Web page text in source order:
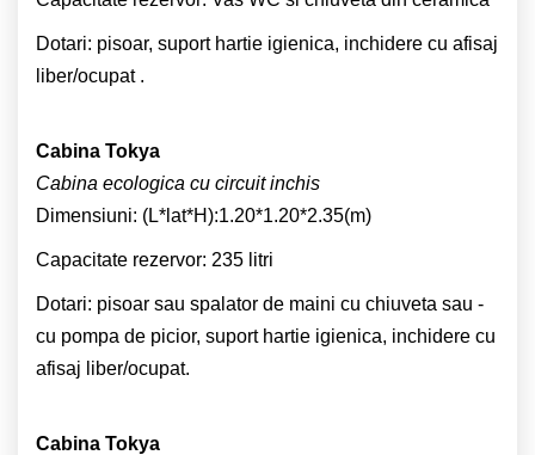
Dotari: pisoar, suport hartie igienica, inchidere cu afisaj
liber/ocupat .
Cabina Tokya
Cabina ecologica cu circuit inchis
Dimensiuni: (L*lat*H):1.20*1.20*2.35(m)
Capacitate rezervor: 235 litri
Dotari: pisoar sau spalator de maini cu chiuveta sau -
cu pompa de picior, suport hartie igienica, inchidere cu
afisaj liber/ocupat.
Cabina Tokya